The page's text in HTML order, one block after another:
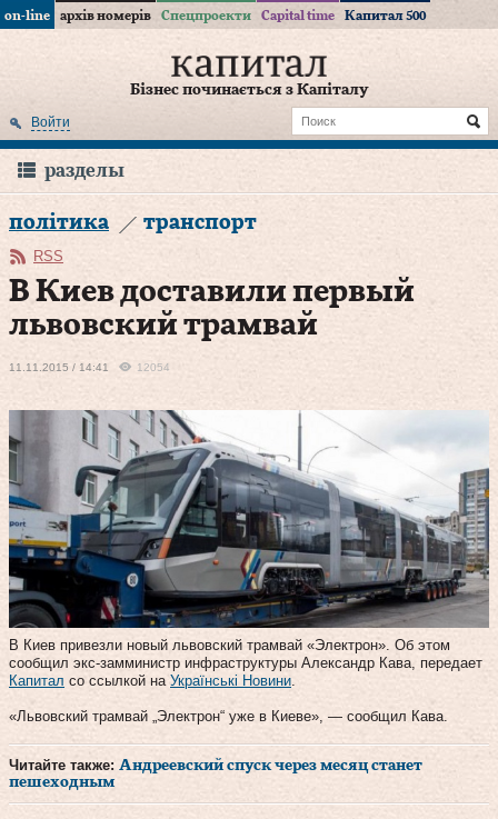
on-line архів номерів Спецпроекти Capital time Капитал 500
Бізнес починається з Капіталу
Войти
разделы
політика транспорт
RSS
В Киев доставили первый
львовский трамвай
11.11.2015 / 14:41 12054
В Киев привезли новый львовский трамвай «Электрон». Об этом
сообщил экс-замминистр инфраструктуры Александр Кава, передает
Капитал со ссылкой на Українські Новини.
«Львовский трамвай „Электрон“ уже в Киеве», — сообщил Кава.
Читайте также: Андреевский спуск через месяц станет
пешеходным